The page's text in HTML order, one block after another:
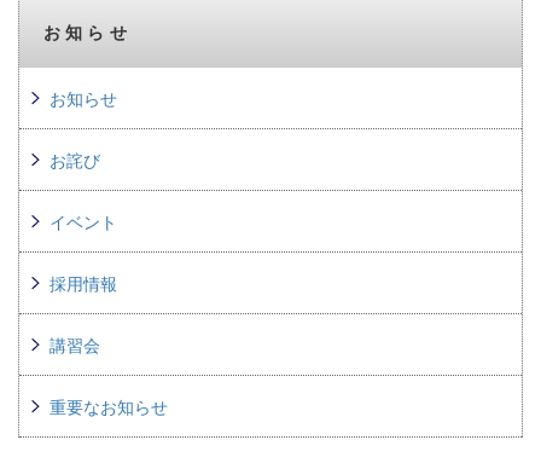
お知らせ
お知らせ
お詫び
イベント
採用情報
講習会
重要なお知らせ